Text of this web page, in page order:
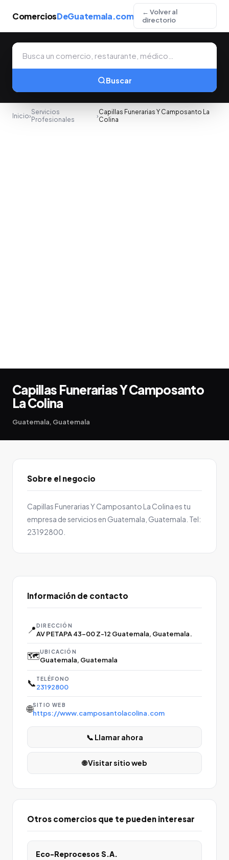
ComerciosDeGuatemala.com
← Volver al
directorio
Buscar
Inicio›Servicios
Profesionales
›Capillas Funerarias Y Camposanto La
Colina
Capillas Funerarias Y Camposanto
La Colina
Guatemala, Guatemala
Sobre el negocio
Capillas Funerarias Y Camposanto La Colina es tu
empresa de servicios en Guatemala, Guatemala. Tel:
23192800.
Información de contacto
📍DIRECCIÓN
AV PETAPA 43-00 Z-12 Guatemala, Guatemala.
🗺️UBICACIÓN
Guatemala, Guatemala
📞 TELÉFONO
23192800
🌐SITIO WEB
https://www.camposantolacolina.com
📞 Llamar ahora
🌐 Visitar sitio web
Otros comercios que te pueden interesar
Eco-Reprocesos S.A.